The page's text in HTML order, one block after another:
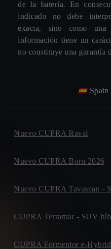
de la batería. En
indicado no debe
exacta, sino como una
información tiene un
no constituye una garantía
Spain
Nuevo CUPRA Raval
Nuevo CUPRA Born 2026
Nuevo CUPRA Tavascan -
CUPRA Terramar - SUV
CUPRA Formentor e-Hybrid